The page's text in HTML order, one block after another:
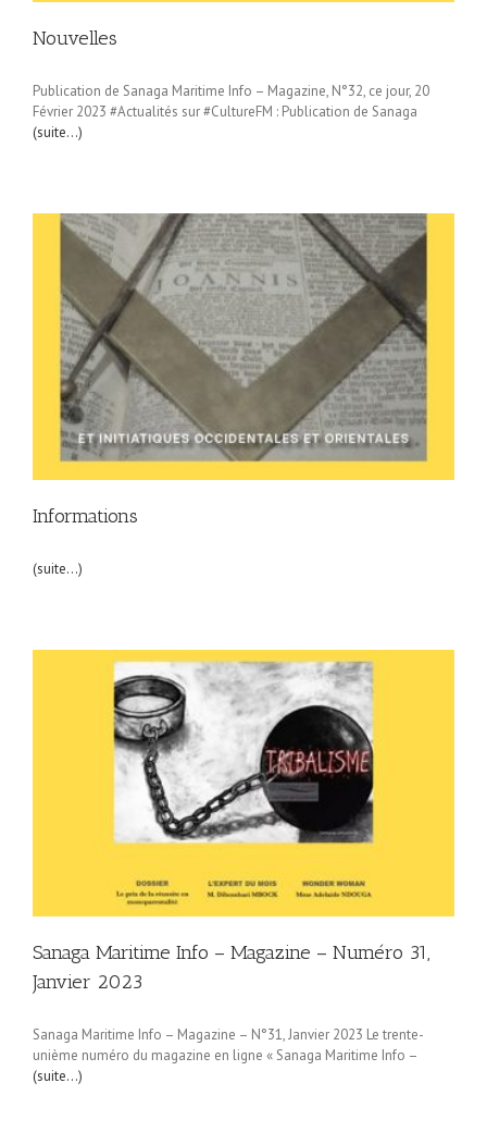
Nouvelles
Publication de Sanaga Maritime Info – Magazine, N°32, ce jour, 20
Février 2023 #Actualités sur #CultureFM : Publication de Sanaga
(suite…)
Informations
(suite…)
Sanaga Maritime Info – Magazine – Numéro 31,
Janvier 2023
Sanaga Maritime Info – Magazine – N°31, Janvier 2023 Le trente-
unième numéro du magazine en ligne « Sanaga Maritime Info –
(suite…)